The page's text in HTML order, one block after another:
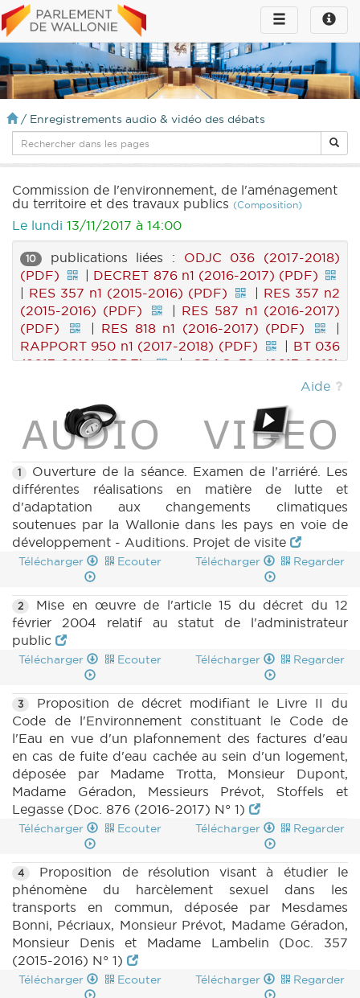
Toggle
infos
Toggle
navigation
/ Enregistrements audio & vidéo des débats
Commission de l'environnement, de l'aménagement
du territoire et des travaux publics (Composition)
Le lundi 13/11/2017 à 14:00
10 publications liées : ODJC 036 (2017-2018)
(PDF)
| DECRET 876 n1 (2016-2017) (PDF)
| RES 357 n1 (2015-2016) (PDF) | RES 357 n2
(2015-2016) (PDF)
| RES 587 n1 (2016-2017)
(PDF)
| RES 818 n1 (2016-2017) (PDF)
|
RAPPORT 950 n1 (2017-2018) (PDF)
| BT 036
(2017-2018) (PDF)
|CRAC 32 (2017-2018)
Aide
1
Ouverture de la séance. Examen de l’arriéré. Les
différentes réalisations en matière de lutte et
d'adaptation aux changements climatiques
soutenues par la Wallonie dans les pays en voie de
développement - Auditions. Projet de visite
Télécharger Ecouter Télécharger Regarder
2
Mise en œuvre de l'article 15 du décret du 12
février 2004 relatif au statut de l'administrateur
public
Télécharger Ecouter Télécharger Regarder
3
Proposition de décret modifiant le Livre II du
Code de l'Environnement constituant le Code de
l'Eau en vue d'un plafonnement des factures d'eau
en cas de fuite d'eau cachée au sein d'un logement,
déposée par Madame Trotta, Monsieur Dupont,
Madame Géradon, Messieurs Prévot, Stoffels et
Legasse (Doc. 876 (2016-2017) N° 1)
Télécharger Ecouter Télécharger Regarder
4
Proposition de résolution visant à étudier le
phénomène du harcèlement sexuel dans les
transports en commun, déposée par Mesdames
Bonni, Pécriaux, Monsieur Prévot, Madame Géradon,
Monsieur Denis et Madame Lambelin (Doc. 357
(2015-2016) N° 1)
Télécharger Ecouter Télécharger Regarder